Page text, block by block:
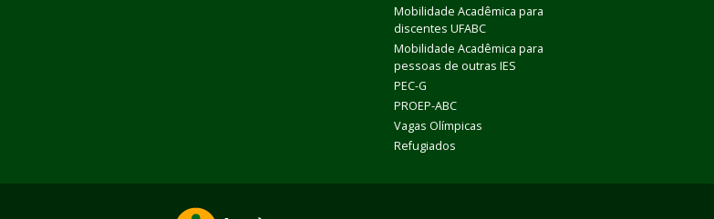
Mobilidade Acadêmica para
discentes UFABC
Mobilidade Acadêmica para
pessoas de outras IES
PEC-G
PROEP-ABC
Vagas Olímpicas
Refugiados